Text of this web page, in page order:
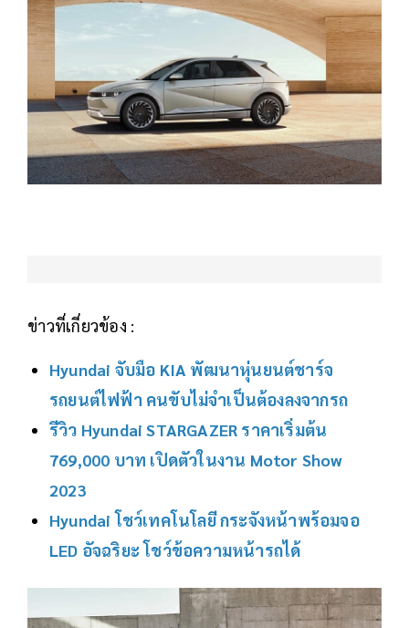
ข่าวที่เกี่ยวข้อง :
Hyundai จับมือ KIA พัฒนาหุ่นยนต์ชาร์จ
รถยนต์ไฟฟ้า คนขับไม่จำเป็นต้องลงจากรถ
รีวิว Hyundai STARGAZER ราคาเริ่มต้น
769,000 บาท เปิดตัวในงาน Motor Show
2023
Hyundai โชว์เทคโนโลยี กระจังหน้าพร้อมจอ
LED อัจฉริยะ โชว์ข้อความหน้ารถได้